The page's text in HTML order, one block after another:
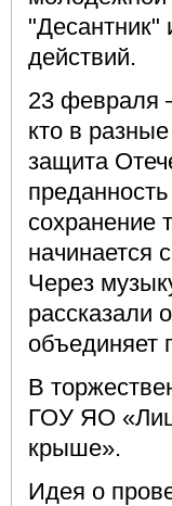
"Десантник"
действий.
23 февраля
кто в
защита
сохранение
начинается
Через
рассказали
объединяет
В
ГОУ ЯО
крыше».
Идея о